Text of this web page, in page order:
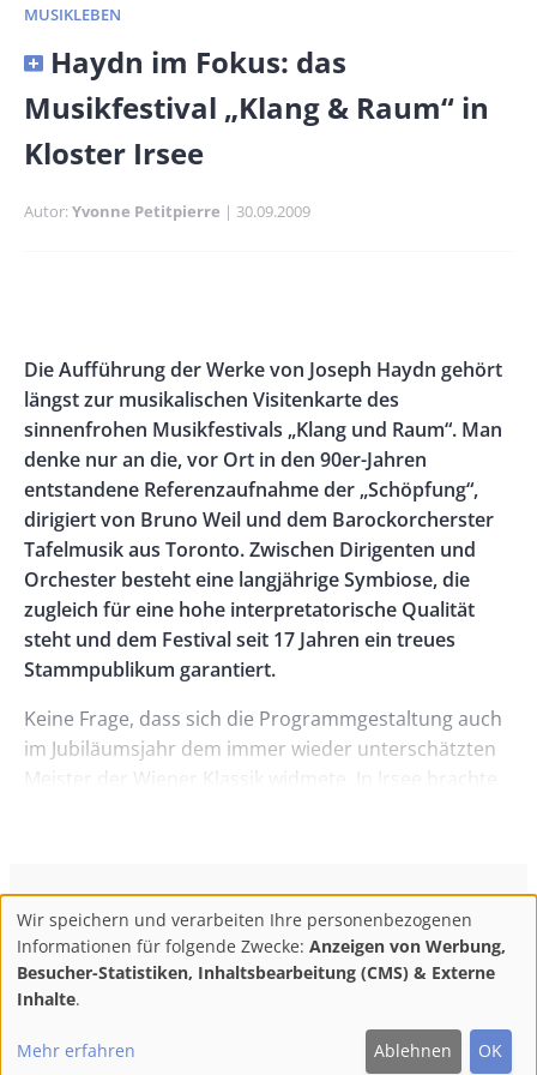
MUSIKLEBEN
Banner
Size
Haydn im Fokus: das
Musikfestival „Klang & Raum“ in
Kloster Irsee
Autor Yvonne Petitpierre Publikationsdatum
30.09.2009
Rectangle
Right
Body
Die Aufführung der Werke von Joseph Haydn gehört
längst zur musikalischen Visitenkarte des
sinnenfrohen Musikfestivals „Klang und Raum“. Man
denke nur an die, vor Ort in den 90er-Jahren
entstandene Referenzaufnahme der „Schöpfung“,
dirigiert von Bruno Weil und dem Barockorcherster
Tafelmusik aus Toronto. Zwischen Dirigenten und
Orchester besteht eine langjährige Symbiose, die
zugleich für eine hohe interpretatorische Qualität
steht und dem Festival seit 17 Jahren ein treues
Stammpublikum garantiert.
Keine Frage, dass sich die Programmgestaltung auch
im Jubiläumsjahr dem immer wieder unterschätzten
Meister der Wiener Klassik widmete. In Irsee brachte
Aufführung, und Bruno Weil erwies sich hier erneut
als profunder Kenner der Haydn-Partituren.
Bruno Weil entdeckt in Haydn’s Schaffen ständig
Neues und er bewundert „die Einfachheit, die das
Geheimnis der Verständlichkeit seiner Musik
ausmacht“. Er entspräche ihm persönlich von seiner
Footer
ConBrio Kulturmedienhaus AGB
Datenschutz
Impressum
Info & Kontakt
Abo kündigen / Widerruf der Bestellung
Use
of
personal
data
and
Wir speichern und verarbeiten Ihre personenbezogenen
Informationen für folgende Zwecke: Anzeigen von Werbung,
Besucher-Statistiken, Inhaltsbearbeitung (CMS) & Externe
Inhalte.
Mehr erfahren Ablehnen OK